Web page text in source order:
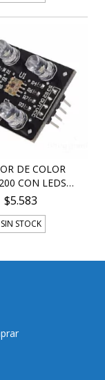
DE COLOR
CON LEDS
ILUMINA...
$5.583
SIN STOCK